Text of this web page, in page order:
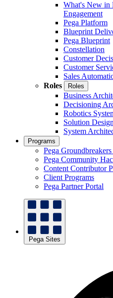
What's New in
Engagement
Pega Platform
Blueprint
Pega Blueprint
Constellation
Customer
Customer
Sales
Roles
Roles
Business
Decisioning
Robotics
Solution
System
Programs
Pega
Pega Community
Content Contributor
Client Programs
Pega Partner Portal
Pega Sites